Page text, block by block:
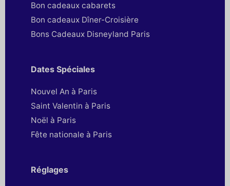
Bon cadeaux cabarets
Bon cadeaux Dîner-Croisière
Bons Cadeaux Disneyland Paris
Dates Spéciales
Nouvel An à Paris
Saint Valentin à Paris
Noël à Paris
Fête nationale à Paris
Réglages